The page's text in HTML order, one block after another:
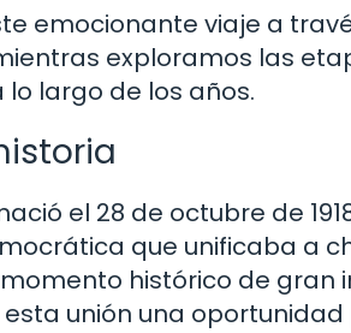
emocionante viaje a
exploramos las
largo de los años.
el 28 de octubre de
que unificaba a
histórico de
unión una